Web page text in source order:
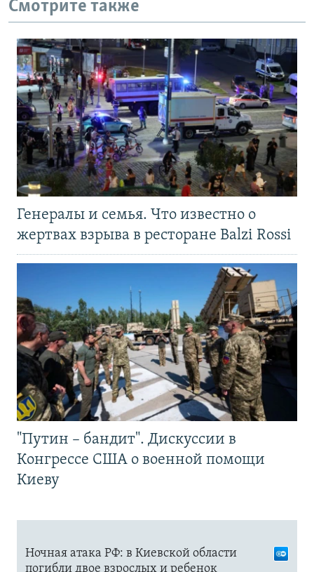
Смотрите также
Генералы и семья. Что известно о
жертвах взрыва в ресторане Balzi Rossi
"Путин – бандит". Дискуссии в
Конгрессе США о военной помощи
Киеву